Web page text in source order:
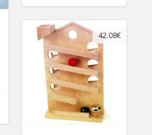
42.08€